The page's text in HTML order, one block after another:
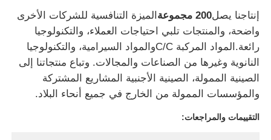
فرن الصهر بالحث الفراغي
فرن الصهر الصناعي
إنتاجنا يصل200 مجموعة
الميزة التنافسية للشركات الأخرى
واضحة، والمنتجات تلبي احتياجات العملاء، والتكنولوجيا
رائعة.المواد المركبة C/Cوالمواد السيرامية، والتكنولوجيا
النانوية وغيرها من الصناعات والمجالات. وتباع منتجاتنا إلى
الصينية الممولة، الصينية الأجنبية المشاريع المشتركة
والمؤسسات الممولة من الخارج في جميع أنحاء البلاد.
التقييمات والمراجعات: